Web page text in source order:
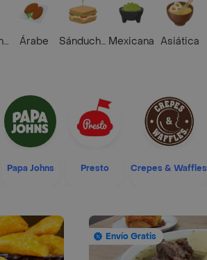
Árabe SánduchesMexicana Asiática
Papa Johns Presto Crepes & Waffles
Envío Gratis